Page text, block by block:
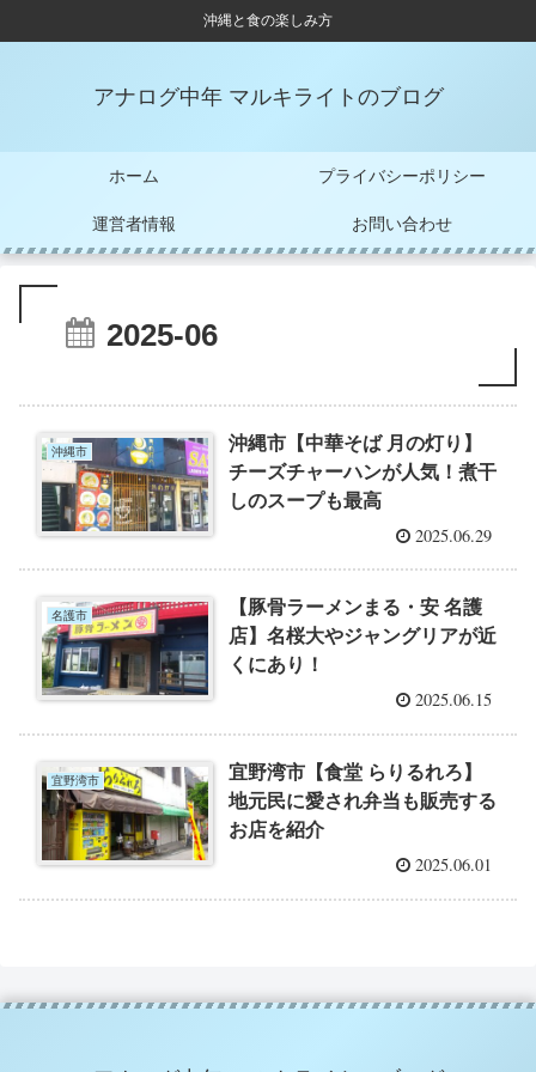
沖縄と食の楽しみ方
アナログ中年 マルキライトのブログ
ホーム プライバシーポリシー
運営者情報 お問い合わせ
2025-06
沖縄市
沖縄市【中華そば 月の灯り】
チーズチャーハンが人気！煮干
しのスープも最高
2025.06.29
名護市
【豚骨ラーメンまる・安 名護
店】名桜大やジャングリアが近
くにあり！
2025.06.15
宜野湾市
宜野湾市【食堂 らりるれろ】
地元民に愛され弁当も販売する
お店を紹介
2025.06.01